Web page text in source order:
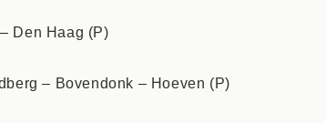
Den Haag (P)
– Bovendonk – Hoeven (P)